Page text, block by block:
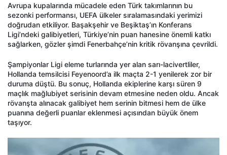
Avrupa kupalarında mücadele eden Türk takımlarının bu
sezonki performansı, UEFA ülkeler sıralamasındaki yerimizi
doğrudan etkiliyor. Başakşehir ve Beşiktaş’ın Konferans
Ligi’ndeki galibiyetleri, Türkiye’nin puan hanesine önemli katkı
sağlarken, gözler şimdi Fenerbahçe’nin kritik rövanşına çevrildi.
Şampiyonlar Ligi eleme turlarında yer alan sarı-lacivertliler,
Hollanda temsilcisi Feyenoord’a ilk maçta 2-1 yenilerek zor bir
duruma düştü. Bu sonuç, Hollanda ekiplerine karşı süren 9
maçlık mağlubiyet serisinin devam etmesine neden oldu. Ancak
rövanşta alınacak galibiyet hem serinin bitmesi hem de ülke
puanına değerli puanlar eklenmesi açısından büyük önem
taşıyor.